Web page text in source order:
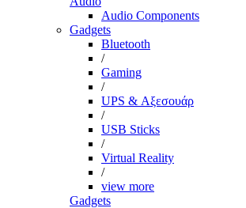
Audio Components
Gadgets
Bluetooth
/
Gaming
/
UPS & Αξεσουάρ
/
USB Sticks
/
Virtual Reality
/
view more
Gadgets